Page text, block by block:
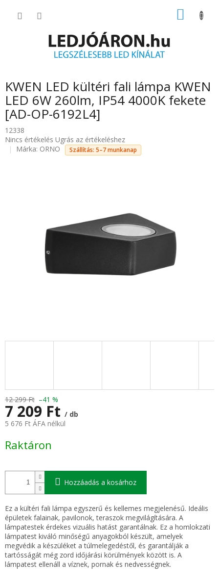
KOSÁR
KWEN LED kültéri fali lámpa KWEN
LED 6W 260lm, IP54 4000K fekete
[AD-OP-6192L4]
12338
A
termék
Nincs értékelés Ugrás az értékeléshez
Márka: ORNO Szállítás: 5–7 munkanap
12 299 Ft –41 %
7 209 Ft / db
5 676 Ft ÁFA nélkül
Raktáron
Hozzáadás a kosárhoz
Ez a kültéri fali lámpa egyszerű és kellemes megjelenésű. Ideális
épületek falainak, pavilonok, teraszok megvilágítására. A
lámpatestek érdekes vizuális hatást garantálnak. Ez a homlokzati
lámpatest kiváló minőségű anyagokból készült, amelyek
megvédik a készüléket a túlmelegedéstől, és garantálják a
tartósságát még zord időjárási körülmények között is. A
lámpatest ellenáll a víznek, pornak és nedvességnek.